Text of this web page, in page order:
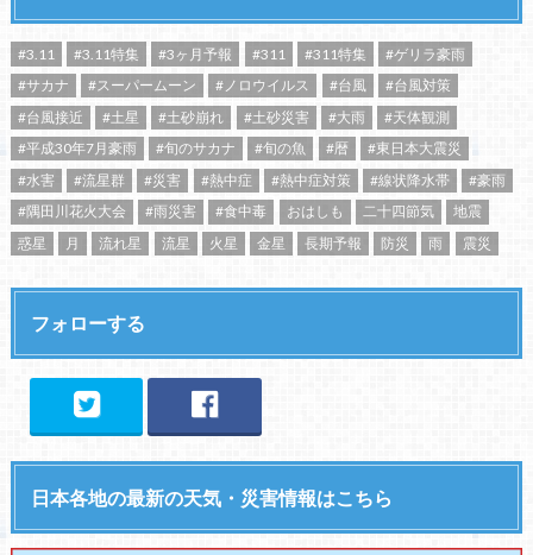
#3.11 #3.11特集 #3ヶ月予報 #311 #311特集
#ゲリラ豪雨
#サカナ
#スーパームーン #ノロウイルス #台風
#台風対策
#台風接近
#土星 #土砂崩れ #土砂災害 #大雨
#天体観測
#平成30年7月豪雨
#旬のサカナ #旬の魚 #暦
#東日本大震災
#水害
#流星群 #災害 #熱中症 #熱中症対策 #線状降水帯
#豪雨
#隅田川花火大会
#雨災害 #食中毒 おはしも 二十四節気
地震
惑星
月 流れ星 流星 火星 金星 長期予報 防災 雨 震災
フォローする
日本各地の最新の天気・災害情報はこちら